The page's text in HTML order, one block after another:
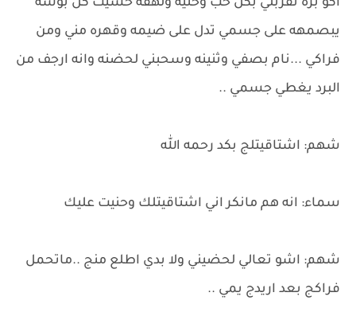
اكو بره تقربلي بكل حب وحنيه ولهفه حسيت كل بوسه
يبصمهه على جسمي تدل على ضيمه وقهره مني ومن
فراكي ...نام بصفي وثنينه وسحبني لحضنه وانه ارجف من
البرد يغطي جسمي ..
شهم: اشتاقيتلج بكد رحمه الله
سماء: انه هم مانكر اني اشتاقيتلك وحنيت عليك
شهم: اشو تعالي لحضيني ولا بدي اطلع منج ..ماتحمل
فراكج بعد اريدج يمي ..